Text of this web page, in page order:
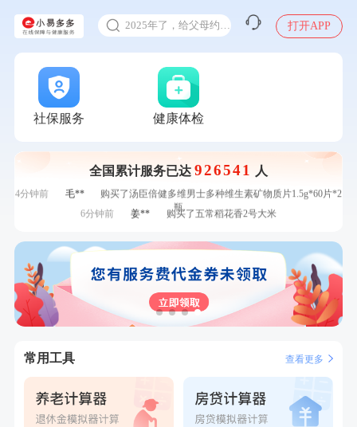
2025年了，给父母约个体检
入职体检在线预约
打开APP
社保服务 健康体检
全国累计服务已达 926541 人
刚刚 何*
购买了K3颈椎按摩仪（浅灰色）
何*
购买了K3颈椎按摩仪（浅灰色）
刚刚
叶**
成功预约了女性防癌筛查套餐
成功预约了女性防癌筛查套餐
1分钟前
成功预约了尊享版孕前套餐（女）
1分钟前
购买了中粮可益康红豆薏米粉500g
4分钟前
孙**
成功预约了商务应酬体检（男）
4分钟前
毛**
购买了汤臣倍健多维男士多种维生素矿物质片1.5g*60片*2
瓶
6分钟前 姜**
购买了五常稻花香2号大米
7分钟前
杜**
成功预约了标准体检套餐（男）
7分钟前
林**
购买了小熊电烤箱 DKX-F10M6
购买了K3颈椎按摩仪（浅灰色）
何* 购买了K3颈椎按摩仪（浅灰色）
常用工具 查看更多